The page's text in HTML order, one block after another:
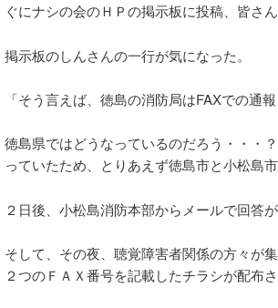
ぐにナシの会のＨＰの掲示板に投稿、皆さ
掲示板のしんさんの一行が気になった。
「そう言えば、徳島の消防局はFAXでの通
徳島県ではどうなっているのだろう・・・
っていたため、とりあえず徳島市と小松島
２日後、小松島消防本部からメールで回答
そして、その夜、聴覚障害者関係の方々が
２つのＦＡＸ番号を記載したチラシが配布